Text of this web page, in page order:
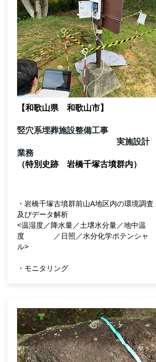
【和歌山県 和歌山市】
竪穴系埋葬施設整備工事
実施設計
業務
（特別史跡 岩橋千塚古墳群内）
・岩橋千塚古墳群前山A地区内の環境調査
及びデータ解析
<温湿度／降水量／土壌水分量／地中温
度 ／日照／水分化学ポテンシャ
ル>
・モニタリング